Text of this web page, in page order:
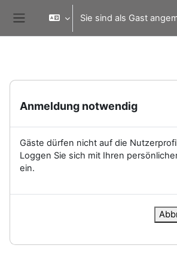
Website-Übersicht
Sie sind als Gast
Anmeldung notwendig
Gäste dürfen nicht auf die
Loggen Sie sich mit Ihren
ein.